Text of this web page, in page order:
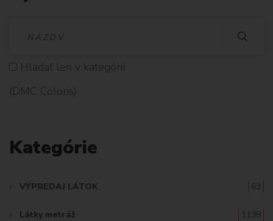
D
Hladať len v kategórií
(DMC Coloris)
Kategórie
VÝPREDAJ LÁTOK 63
Látky metráž 1138